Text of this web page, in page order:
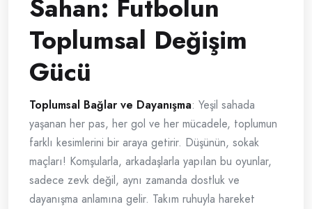
Sahan: Futbolun
Toplumsal Değişim
Gücü
Toplumsal Bağlar ve Dayanışma: Yeşil sahada
yaşanan her pas, her gol ve her mücadele, toplumun
farklı kesimlerini bir araya getirir. Düşünün, sokak
maçları! Komşularla, arkadaşlarla yapılan bu oyunlar,
sadece zevk değil, aynı zamanda dostluk ve
dayanışma anlamına gelir. Takım ruhuyla hareket